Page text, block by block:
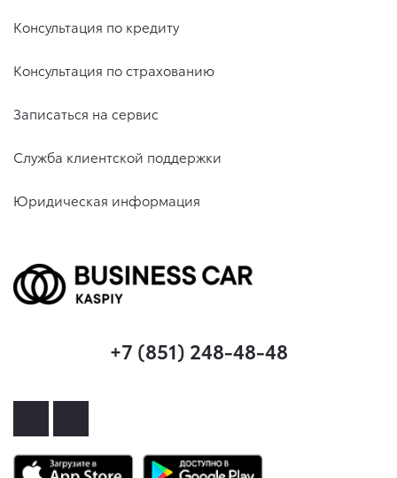
Консультация по кредиту
Консультация по страхованию
Записаться на сервис
Служба клиентской поддержки
Юридическая информация
+7 (851) 248-48-48